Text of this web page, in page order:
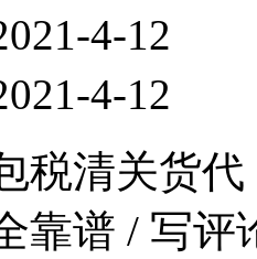
4-12
4-12
税清关货
靠谱 / 写评